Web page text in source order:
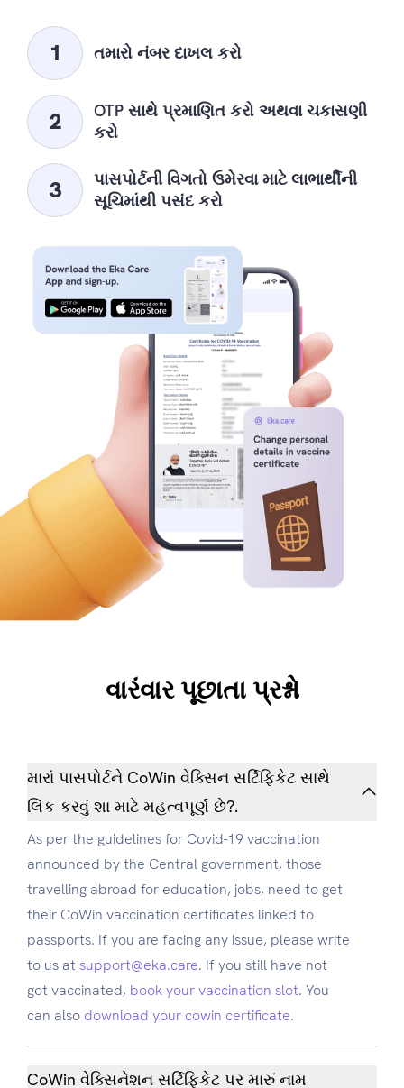
તમારો નંબર દાખલ કરો
OTP સાથે પ્રમાણિત કરો અથવા ચકાસણી
કરો
પાસપોર્ટની વિગતો ઉમેરવા માટે લાભાર્થીની
સૂચિમાંથી પસંદ કરો
વારંવાર પૂછાતા પ્રશ્નો
મારાં પાસપોર્ટને CoWin વેક્સિન સર્ટિફિકેટ સાથે
લિંક કરવું શા માટે મહત્વપૂર્ણ છે?.
As per the guidelines for Covid-19 vaccination
announced by the Central government, those
travelling abroad for education, jobs, need to get
their CoWin vaccination certificates linked to
passports. If you are facing any issue, please write
to us at support@eka.care. If you still have not
got vaccinated, book your vaccination slot. You
can also download your cowin certificate.
CoWin વેક્સિનેશન સર્ટિફિકેટ પર મારું નામ